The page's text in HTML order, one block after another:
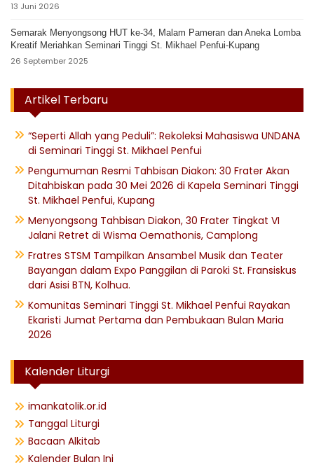
13 Juni 2026
Semarak Menyongsong HUT ke-34, Malam Pameran dan Aneka Lomba
Kreatif Meriahkan Seminari Tinggi St. Mikhael Penfui-Kupang
26 September 2025
Artikel Terbaru
“Seperti Allah yang Peduli”: Rekoleksi Mahasiswa UNDANA
di Seminari Tinggi St. Mikhael Penfui
Pengumuman Resmi Tahbisan Diakon: 30 Frater Akan
Ditahbiskan pada 30 Mei 2026 di Kapela Seminari Tinggi
St. Mikhael Penfui, Kupang
Menyongsong Tahbisan Diakon, 30 Frater Tingkat VI
Jalani Retret di Wisma Oemathonis, Camplong
Fratres STSM Tampilkan Ansambel Musik dan Teater
Bayangan dalam Expo Panggilan di Paroki St. Fransiskus
dari Asisi BTN, Kolhua.
Komunitas Seminari Tinggi St. Mikhael Penfui Rayakan
Ekaristi Jumat Pertama dan Pembukaan Bulan Maria
2026
Kalender Liturgi
imankatolik.or.id
Tanggal Liturgi
Bacaan Alkitab
Kalender Bulan Ini